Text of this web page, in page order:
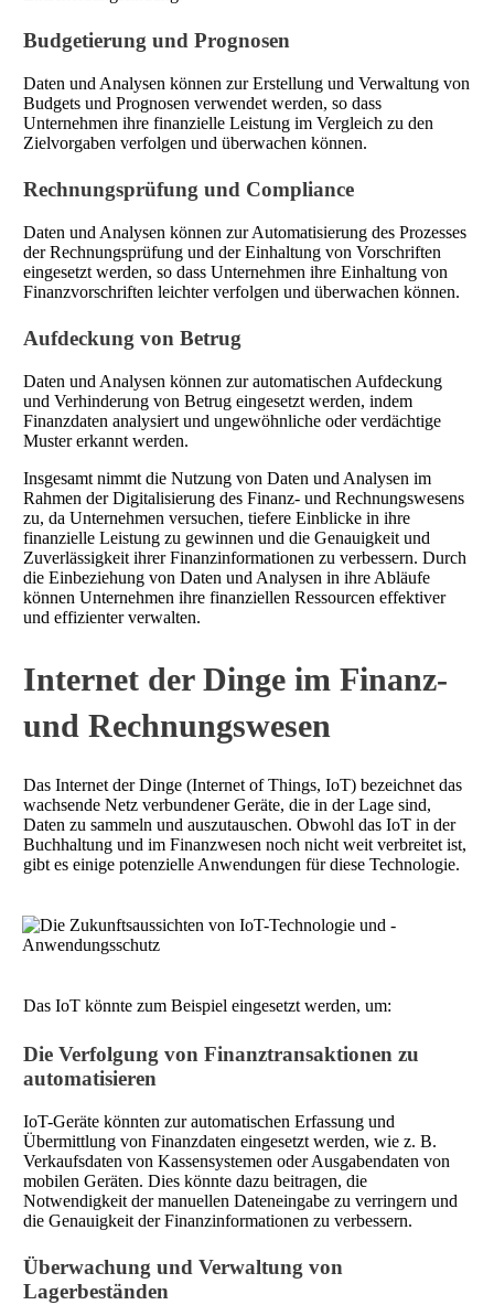
Budgetierung und Prognosen
Daten und Analysen können zur Erstellung und Verwaltung von
Budgets und Prognosen verwendet werden, so dass
Unternehmen ihre finanzielle Leistung im Vergleich zu den
Zielvorgaben verfolgen und überwachen können.
Rechnungsprüfung und Compliance
Daten und Analysen können zur Automatisierung des Prozesses
der Rechnungsprüfung und der Einhaltung von Vorschriften
eingesetzt werden, so dass Unternehmen ihre Einhaltung von
Finanzvorschriften leichter verfolgen und überwachen können.
Aufdeckung von Betrug
Daten und Analysen können zur automatischen Aufdeckung
und Verhinderung von Betrug eingesetzt werden, indem
Finanzdaten analysiert und ungewöhnliche oder verdächtige
Muster erkannt werden.
Insgesamt nimmt die Nutzung von Daten und Analysen im
Rahmen der Digitalisierung des Finanz- und Rechnungswesens
zu, da Unternehmen versuchen, tiefere Einblicke in ihre
finanzielle Leistung zu gewinnen und die Genauigkeit und
Zuverlässigkeit ihrer Finanzinformationen zu verbessern. Durch
die Einbeziehung von Daten und Analysen in ihre Abläufe
können Unternehmen ihre finanziellen Ressourcen effektiver
und effizienter verwalten.
Internet der Dinge im Finanz-
und Rechnungswesen
Das Internet der Dinge (Internet of Things, IoT) bezeichnet das
wachsende Netz verbundener Geräte, die in der Lage sind,
Daten zu sammeln und auszutauschen. Obwohl das IoT in der
Buchhaltung und im Finanzwesen noch nicht weit verbreitet ist,
gibt es einige potenzielle Anwendungen für diese Technologie.
Das IoT könnte zum Beispiel eingesetzt werden, um:
Die Verfolgung von Finanztransaktionen zu
automatisieren
IoT-Geräte könnten zur automatischen Erfassung und
Übermittlung von Finanzdaten eingesetzt werden, wie z. B.
Verkaufsdaten von Kassensystemen oder Ausgabendaten von
mobilen Geräten. Dies könnte dazu beitragen, die
Notwendigkeit der manuellen Dateneingabe zu verringern und
die Genauigkeit der Finanzinformationen zu verbessern.
Überwachung und Verwaltung von
Lagerbeständen